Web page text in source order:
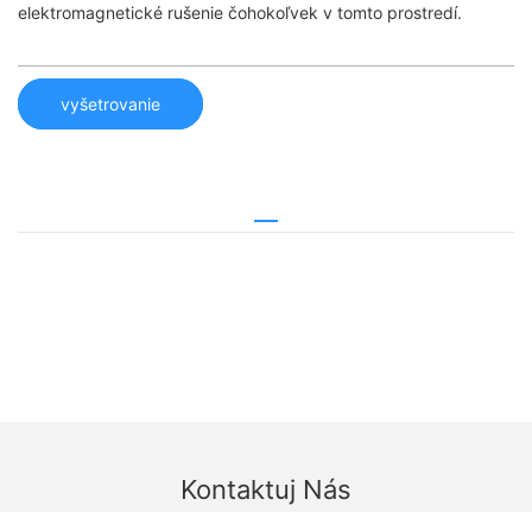
elektromagnetické rušenie čohokoľvek v tomto prostredí.
vyšetrovanie
Kontaktuj Nás